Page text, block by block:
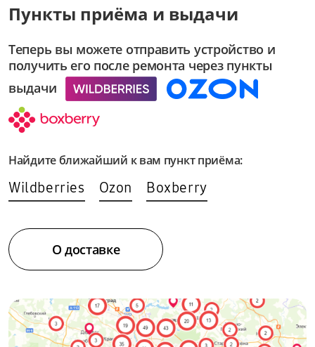
1260 руб
Замена проводки
1350 руб
от 45 мин
900 руб
от 1 час
810 руб
от 1 час
1620 руб
от 30 мин
Пункты приёма и выдачи
Теперь вы можете отправить устройство и
получить его после ремонта через пункты
выдачи
Wildberries
Ozon
Boxberry
Найдите ближайший к вам пункт приёма:
Wildberries Ozon Boxberry
О доставке